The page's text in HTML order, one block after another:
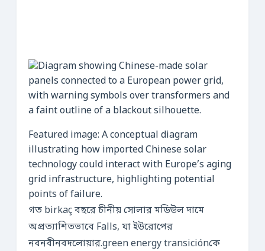
Featured image: A conceptual diagram
illustrating how imported Chinese solar
technology could interact with Europe’s aging
grid infrastructure, highlighting potential
points of failure.
গত birkaç বছরে চীনীয় সোলার মডিউল দামে
অপ্রত্যাশিতভাবে Falls, যা ইউরোপের
নবনবীনবদলোয়ার.green energy transiciónকে